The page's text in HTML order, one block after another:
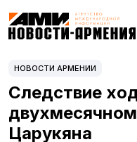
НОВОСТИ АРМЕНИИ
Следствие
двухмесячном
Царукяна